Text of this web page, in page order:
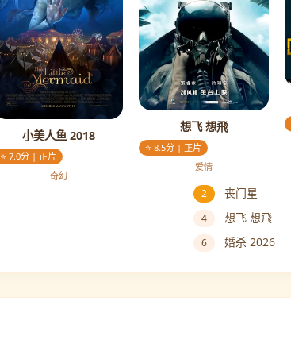
小美人鱼 2018
⭐ 7.0分 | 正片
奇幻
想飞 想飛
⭐ 8.5分 | 正片
爱情
2 丧门星
4 想飞 想飛
6 婚杀 2026